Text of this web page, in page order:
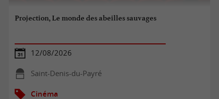
Projection, Le monde des abeilles sauvages
12/08/2026
Saint-Denis-du-Payré
Cinéma